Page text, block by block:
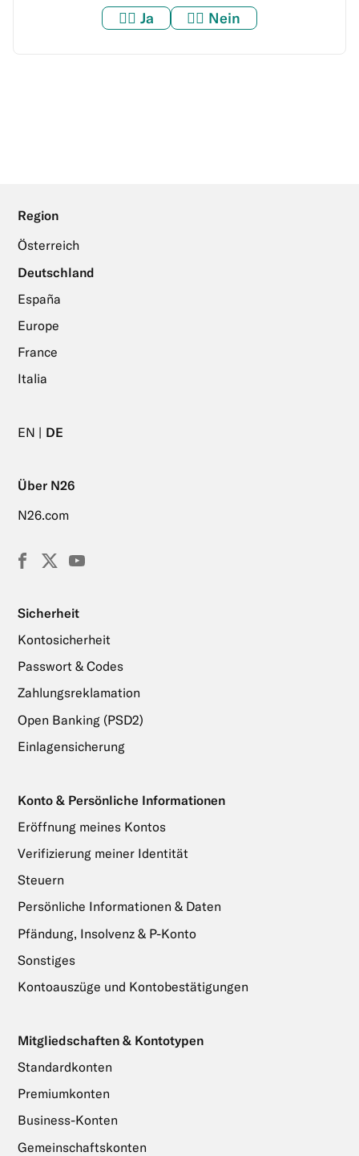
👍🏼 Ja 👎🏼 Nein
Region
Österreich
Deutschland
España
Europe
France
Italia
EN DE
Über N26
N26.com
Facebook
X
YouTube
Sicherheit
Kontosicherheit
Passwort & Codes
Zahlungsreklamation
Open Banking (PSD2)
Einlagensicherung
Konto & Persönliche Informationen
Eröffnung meines Kontos
Verifizierung meiner Identität
Steuern
Persönliche Informationen & Daten
Pfändung, Insolvenz & P-Konto
Sonstiges
Kontoauszüge und Kontobestätigungen
Mitgliedschaften & Kontotypen
Standardkonten
Premiumkonten
Business-Konten
Gemeinschaftskonten